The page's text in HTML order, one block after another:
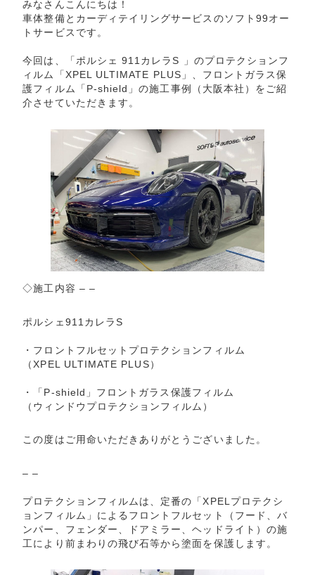
みなさんこんにちは！
車体整備とカーディテイリングサービスのソフト99オー
トサービスです。
今回は、「ポルシェ 911カレラS 」のプロテクションフ
ィルム「XPEL ULTIMATE PLUS」 、フロントガラス保
護フィルム「P-shield」の施工事例（大阪本社）をご紹
介させていただきます。
◇施工内容 – –
ポルシェ911カレラS
・フロントフルセットプロテクションフィルム
（XPEL ULTIMATE PLUS）
・「P-shield」フロントガラス保護フィルム
（ウィンドウプロテクションフィルム）
この度はご用命いただきありがとうございました。
– –
プロテクションフィルムは、定番の「XPELプロテクシ
ョンフィルム」によるフロントフルセット（フード、バ
ンパー、フェンダー、ドアミラー、ヘッドライト）の施
工により前まわりの飛び石等から塗面を保護します。